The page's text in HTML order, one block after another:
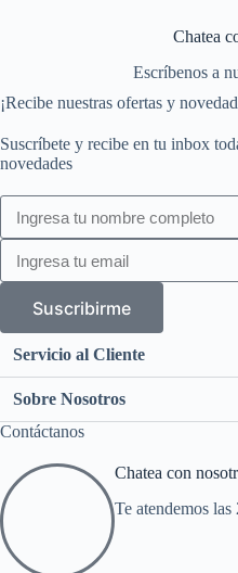
Chatea
Escríbenos a
¡Recibe nuestras ofertas y
Suscríbete y recibe en tu inbox
novedades
Suscribirme
Servicio al Cliente
Sobre Nosotros
Contáctanos
Chatea con
Te atendemos las